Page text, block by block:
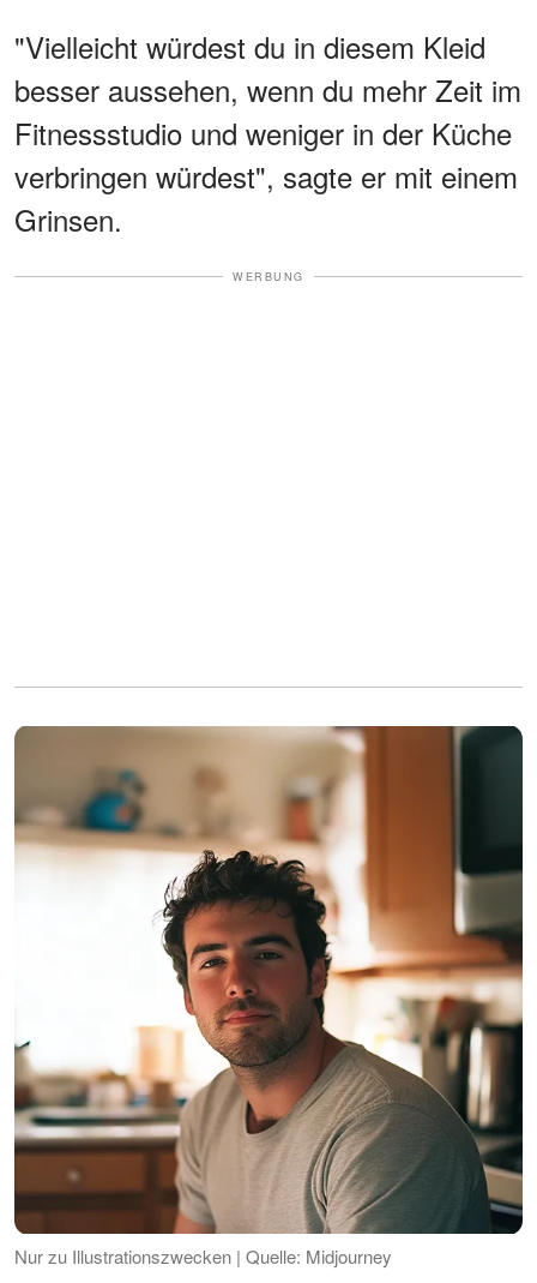
"Vielleicht würdest du in diesem Kleid
besser aussehen, wenn du mehr Zeit im
Fitnessstudio und weniger in der Küche
verbringen würdest", sagte er mit einem
Grinsen.
WERBUNG
Nur zu Illustrationszwecken | Quelle: Midjourney